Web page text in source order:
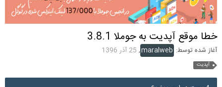
خطا موقع آپدیت به جوملا 3.8.1
آغاز شده توسط: maralweb
, 25 آذر 1396
آپدیت